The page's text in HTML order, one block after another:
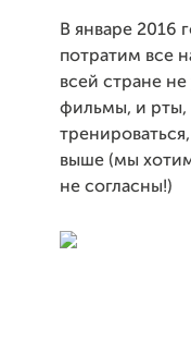
В январе 2016
потратим все
всей стране
фильмы, и рты,
выше (мы
не согласны!)